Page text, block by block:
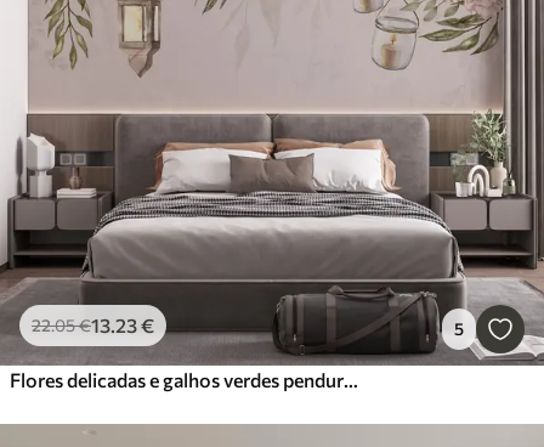
22.05€13.23€ 5
Flores delicadas e galhos verdes pendurados para baixo